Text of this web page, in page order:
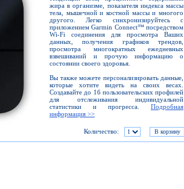
жира в организме, показателя индекса массы
тела, мышечной и костной массы и многого
другого. Легко синхронизируйтесь с
приложением Garmin Connect™ посредством
Wi-Fi соединения для просмотра Ваших
данных, получения графиков трендов,
просмотра многократных ежедневных
взвешиваний и прочую информацию о
состоянии своего здоровья.
Вы также можете персонализировать данные,
которые хотите видеть на своих весах.
Создавайте до 16 пользовательских профилей
для отслеживания индивидуальной
статистики и прогресса. Подробная
информация >>
Количество: